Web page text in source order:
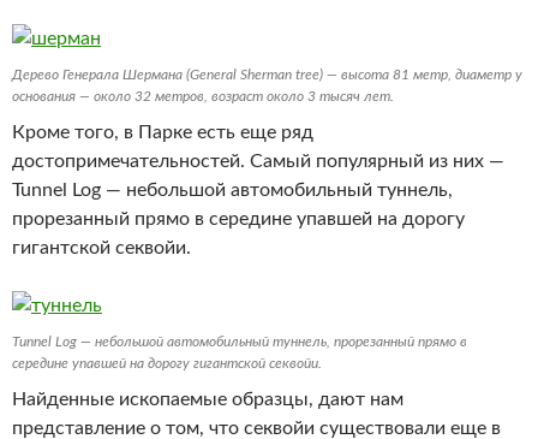
Дерево Генерала Шермана (General Sherman tree) — высота 81 метр, диаметр у
основания — около 32 метров, возраст около 3 тысяч лет.
Кроме того, в Парке есть еще ряд
достопримечательностей. Самый популярный из них —
Tunnel Log — небольшой автомобильный туннель,
прорезанный прямо в середине упавшей на дорогу
гигантской секвойи.
Tunnel Log — небольшой автомобильный туннель, прорезанный прямо в
середине упавшей на дорогу гигантской секвойи.
Найденные ископаемые образцы, дают нам
представление о том, что секвойи существовали еще в